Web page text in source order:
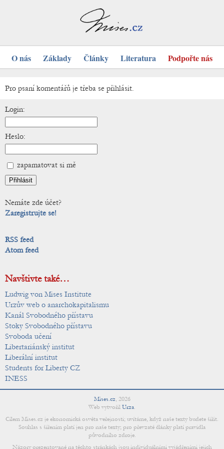
O nás Základy Články Literatura Podpořte nás
Pro psaní komentářů je třeba se přihlásit.
Login:
Heslo:
zapamatovat si mě
Nemáte zde účet?
Zaregistrujte se!
RSS feed
Atom feed
Navštivte také…
Ludwig von Mises Institute
Urzův web o anarchokapitalismu
Kanál Svobodného přístavu
Stoky Svobodného přístavu
Svoboda učení
Libertariánský institut
Liberální institut
Students for Liberty CZ
INESS
Mises.cz, 2026
Web vytvořil Urza.
Cílem Mises.cz je ekonomická osvěta veřejnosti; uvítáme, když naše texty budete šířit.
Souhlas s šířením platí jen pro naše texty; pro převzaté články platí pravidla
původního zdroje.
Názory prezentované na těchto stránkách jsou individuálními vyjádřeními jejich